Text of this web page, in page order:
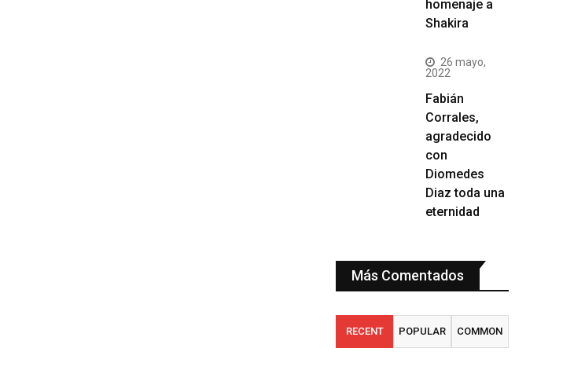
homenaje a
Shakira
26 mayo,
2022
Fabián
Corrales,
agradecido
con
Diomedes
Diaz toda una
eternidad
Más Comentados
RECENT POPULAR COMMON